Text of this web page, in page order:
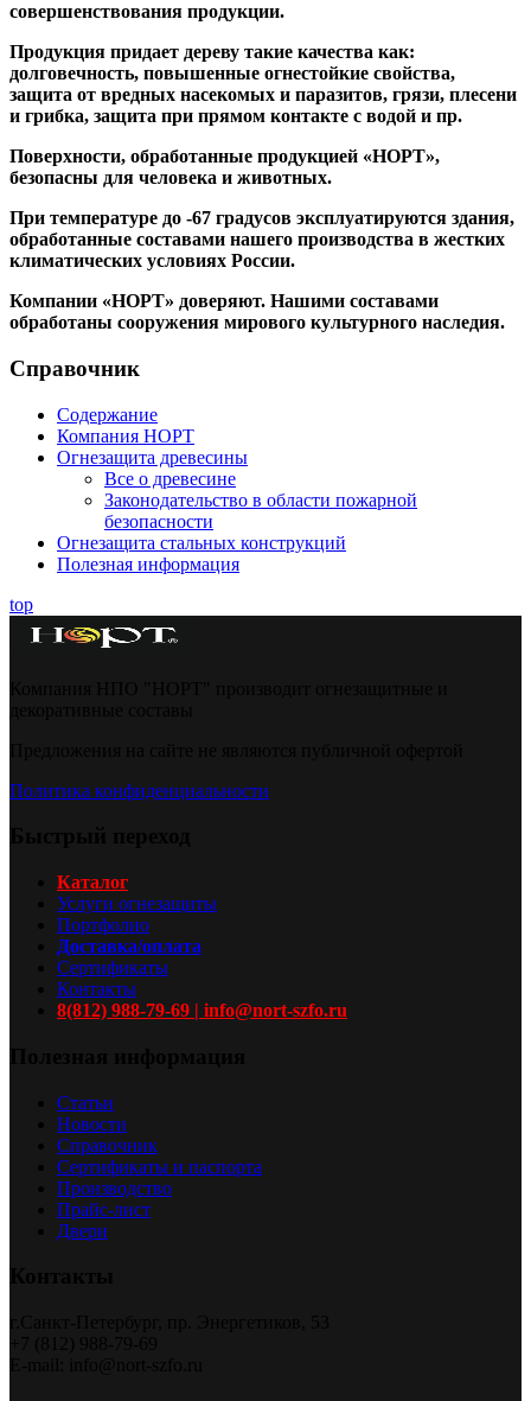
совершенствования продукции.
Продукция придает дереву такие качества как:
долговечность, повышенные огнестойкие свойства,
защита от вредных насекомых и паразитов, грязи, плесени
и грибка, защита при прямом контакте с водой и пр.
Поверхности, обработанные продукцией «НОРТ»,
безопасны для человека и животных.
При температуре до -67 градусов эксплуатируются здания,
обработанные составами нашего производства в жестких
климатических условиях России.
Компании «НОРТ» доверяют. Нашими составами
обработаны сооружения мирового культурного наследия.
Справочник
Содержание
Компания НОРТ
Огнезащита древесины
Все о древесине
Законодательство в области пожарной
безопасности
Огнезащита стальных конструкций
Полезная информация
top
Политика конфиденциальности
Каталог
Услуги огнезащиты
Портфолио
Доставка/оплата
Сертификаты
Контакты
8(812) 988-79-69 | info@nort-szfo.ru
Статьи
Новости
Справочник
Сертификаты и паспорта
Производство
Прайс-лист
Двери